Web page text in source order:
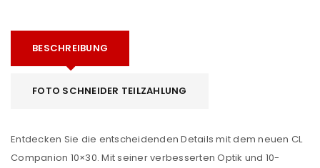
BESCHREIBUNG
FOTO SCHNEIDER TEILZAHLUNG
Entdecken Sie die entscheidenden Details mit dem neuen CL
Companion 10×30. Mit seiner verbesserten Optik und 10-